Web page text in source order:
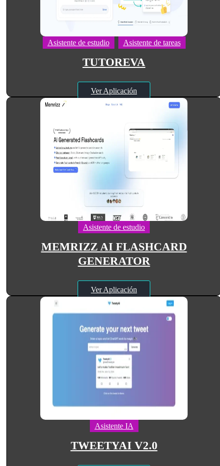
Asistente de estudio Asistente de tareas
TUTOREVA
Ver Aplicación
Asistente de estudio
MEMRIZZ AI FLASHCARD
GENERATOR
Ver Aplicación
Asistente IA
TWEETYAI V2.0